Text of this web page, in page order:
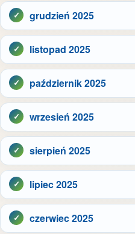
grudzień 2025
listopad 2025
październik 2025
wrzesień 2025
sierpień 2025
lipiec 2025
czerwiec 2025